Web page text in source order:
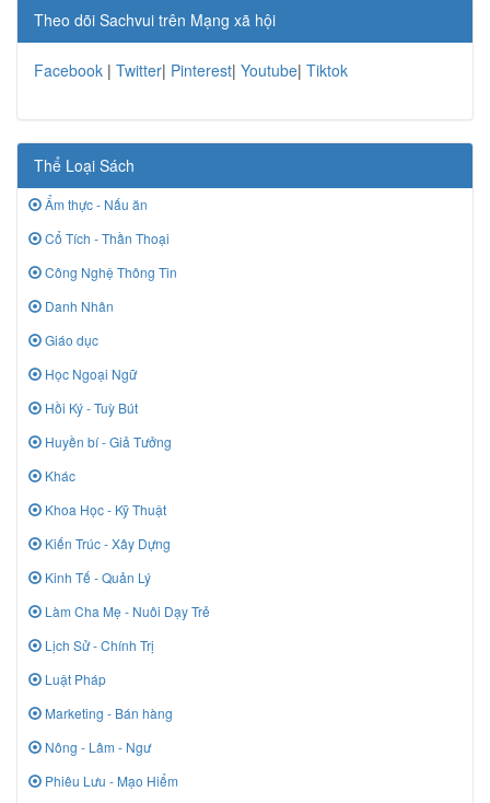
Theo dõi Sachvui trên Mạng xã hội
Facebook | Twitter| Pinterest| Youtube| Tiktok
Thể Loại Sách
Ẩm thực - Nấu ăn
Cổ Tích - Thần Thoại
Công Nghệ Thông Tin
Danh Nhân
Giáo dục
Học Ngoại Ngữ
Hồi Ký - Tuỳ Bút
Huyền bí - Giả Tưởng
Khác
Khoa Học - Kỹ Thuật
Kiến Trúc - Xây Dựng
Kinh Tế - Quản Lý
Làm Cha Mẹ - Nuôi Dạy Trẻ
Lịch Sử - Chính Trị
Luật Pháp
Marketing - Bán hàng
Nông - Lâm - Ngư
Phiêu Lưu - Mạo Hiểm